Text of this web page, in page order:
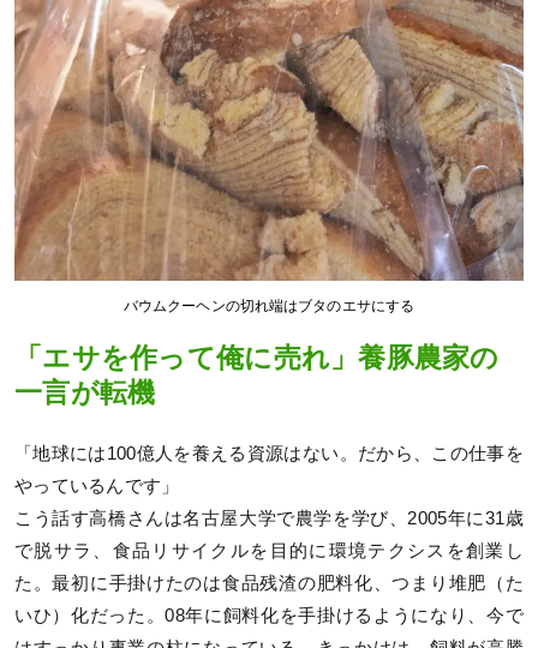
バウムクーヘンの切れ端はブタのエサにする
「エサを作って俺に売れ」養豚農家の
一言が転機
「地球には100億人を養える資源はない。だから、この仕事を
やっているんです」
こう話す高橋さんは名古屋大学で農学を学び、2005年に31歳
で脱サラ、食品リサイクルを目的に環境テクシスを創業し
た。最初に手掛けたのは食品残渣の肥料化、つまり堆肥（た
いひ）化だった。08年に飼料化を手掛けるようになり、今で